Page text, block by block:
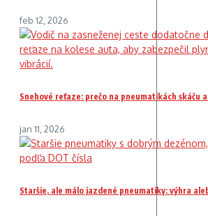
feb 12, 2026
Snehové reťaze: prečo na pneumatikách skáču
jan 11, 2026
Staršie, ale málo jazdené pneumatiky: výhra